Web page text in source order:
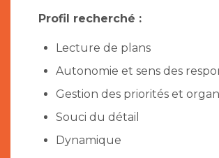
Profil recherché :
Lecture de plans
Autonomie et sens des
Gestion des priorités et
Souci du détail
Dynamique